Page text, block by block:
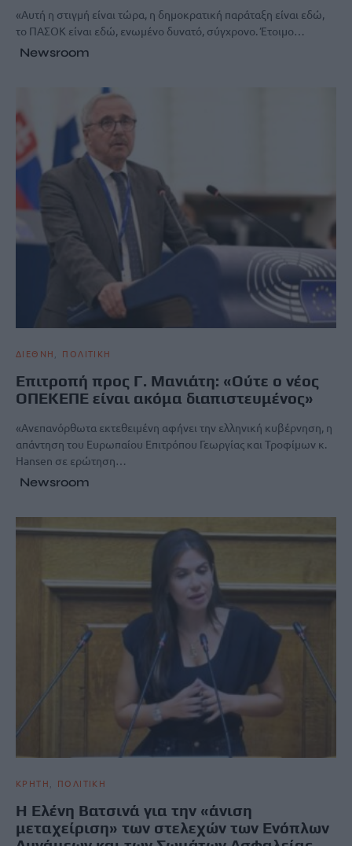
«Αυτή η στιγμή είναι τώρα, η δημοκρατική παράταξη είναι εδώ,
το ΠΑΣΟΚ είναι εδώ, ενωμένο δυνατό, σύγχρονο. Έτοιμο…
Newsroom
ΔΙΕΘΝΗ ΠΟΛΙΤΙΚΗ
Επιτροπή προς Γ. Μανιάτη: «Ούτε ο νέος
ΟΠΕΚΕΠΕ είναι ακόμα διαπιστευμένος»
«Ανεπανόρθωτα εκτεθειμένη αφήνει την ελληνική κυβέρνηση, η
απάντηση του Ευρωπαίου Επιτρόπου Γεωργίας και Τροφίμων κ.
Hansen σε ερώτηση…
Newsroom
ΚΡΗΤΗ ΠΟΛΙΤΙΚΗ
H Ελένη Βατσινά για την «άνιση
μεταχείριση» των στελεχών των Ενόπλων